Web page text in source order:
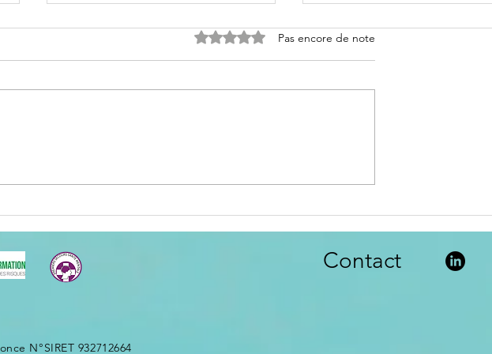
mobilités douces.
Noté 0 étoile sur 5.Pas encore de note
Contact
N°SIRET 932712664